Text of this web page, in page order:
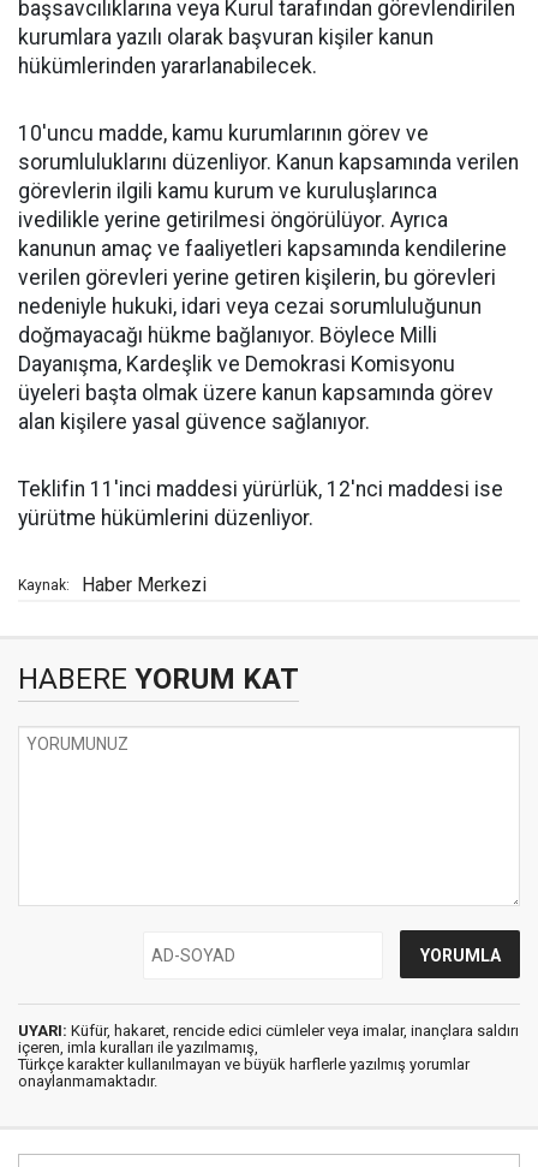
başsavcılıklarına veya Kurul tarafından görevlendirilen
kurumlara yazılı olarak başvuran kişiler kanun
hükümlerinden yararlanabilecek.
10'uncu madde, kamu kurumlarının görev ve
sorumluluklarını düzenliyor. Kanun kapsamında verilen
görevlerin ilgili kamu kurum ve kuruluşlarınca
ivedilikle yerine getirilmesi öngörülüyor. Ayrıca
kanunun amaç ve faaliyetleri kapsamında kendilerine
verilen görevleri yerine getiren kişilerin, bu görevleri
nedeniyle hukuki, idari veya cezai sorumluluğunun
doğmayacağı hükme bağlanıyor. Böylece Milli
Dayanışma, Kardeşlik ve Demokrasi Komisyonu
üyeleri başta olmak üzere kanun kapsamında görev
alan kişilere yasal güvence sağlanıyor.
Teklifin 11'inci maddesi yürürlük, 12'nci maddesi ise
yürütme hükümlerini düzenliyor.
Kaynak: Haber Merkezi
HABERE YORUM KAT
UYARI: Küfür, hakaret, rencide edici cümleler veya imalar, inançlara saldırı
içeren, imla kuralları ile yazılmamış,
Türkçe karakter kullanılmayan ve büyük harflerle yazılmış yorumlar
onaylanmamaktadır.